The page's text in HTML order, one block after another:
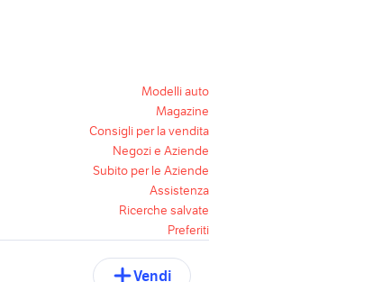
Modelli auto
Magazine
Consigli per la vendita
Negozi e Aziende
Subito per le Aziende
Assistenza
Ricerche salvate
Preferiti
Vendi